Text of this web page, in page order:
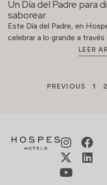
Un Día del Padre para
saborear
Este Día del Padre, en
celebrar a lo grande a
LEER
PREVIOUS 1 2